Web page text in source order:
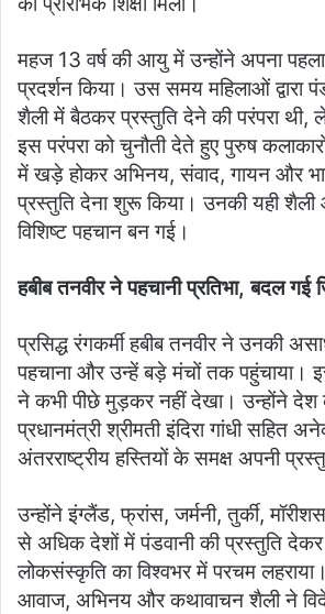
महज 13 वर्ष की आयु में उन्होंने अपना
प्रदर्शन किया। उस समय महिलाओं द्वारा
शैली में बैठकर प्रस्तुति देने की परंपरा थी,
इस परंपरा को चुनौती देते हुए पुरुष
में खड़े होकर अभिनय, संवाद, गायन और
प्रस्तुति देना शुरू किया। उनकी यही
विशिष्ट पहचान बन गई।
हबीब तनवीर ने पहचानी प्रतिभा, बदल गई
प्रसिद्ध रंगकर्मी हबीब तनवीर ने उनकी
पहचाना और उन्हें बड़े मंचों तक पहुंचाया।
ने कभी पीछे मुड़कर नहीं देखा। उन्होंने देश
प्रधानमंत्री श्रीमती इंदिरा गांधी सहित
अंतरराष्ट्रीय हस्तियों के समक्ष अपनी
उन्होंने इंग्लैंड, फ्रांस, जर्मनी, तुर्की,
से अधिक देशों में पंडवानी की प्रस्तुति
लोकसंस्कृति का विश्वभर में परचम
आवाज, अभिनय और कथावाचन शैली ने